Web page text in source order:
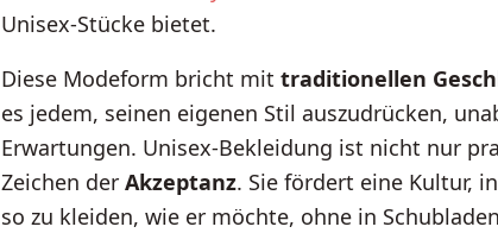
Unisex-Stücke bietet.
Diese Modeform bricht mit traditionellen
es jedem, seinen eigenen Stil auszudrücken,
Erwartungen. Unisex-Bekleidung ist nicht nur
Zeichen der Akzeptanz. Sie fördert eine Kultur,
so zu kleiden, wie er möchte, ohne in